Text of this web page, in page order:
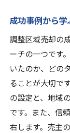
成功事例から
調整区域売却の
ーチの一つです
いたのか、どの
ることが大切で
の設定と、地域
です。また、信
右します。売主